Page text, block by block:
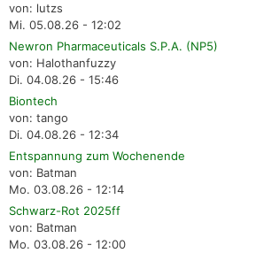
von: lutzs
Mi. 05.08.26 - 12:02
Newron Pharmaceuticals S.P.A. (NP5)
von: Halothanfuzzy
Di. 04.08.26 - 15:46
Biontech
von: tango
Di. 04.08.26 - 12:34
Entspannung zum Wochenende
von: Batman
Mo. 03.08.26 - 12:14
Schwarz-Rot 2025ff
von: Batman
Mo. 03.08.26 - 12:00